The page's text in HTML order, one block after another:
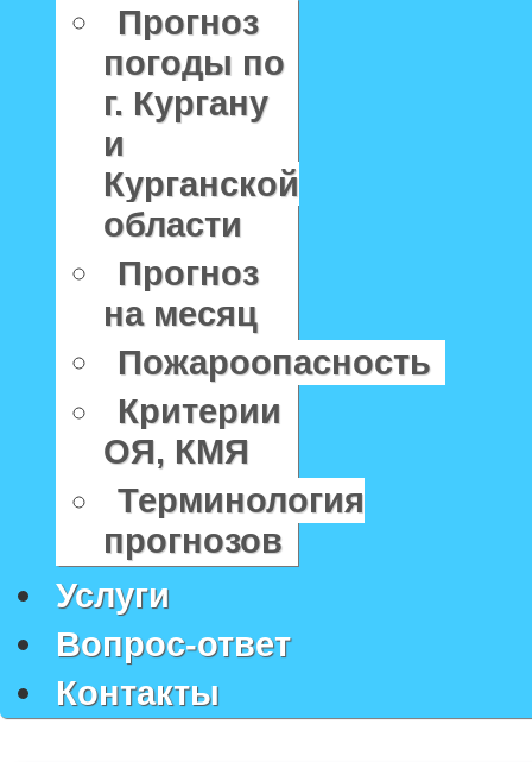
Прогноз
погоды по
г. Кургану
и
Курганской
области
Прогноз
на месяц
Пожароопасность
Критерии
ОЯ, КМЯ
Терминология
прогнозов
Услуги
Вопрос-ответ
Контакты